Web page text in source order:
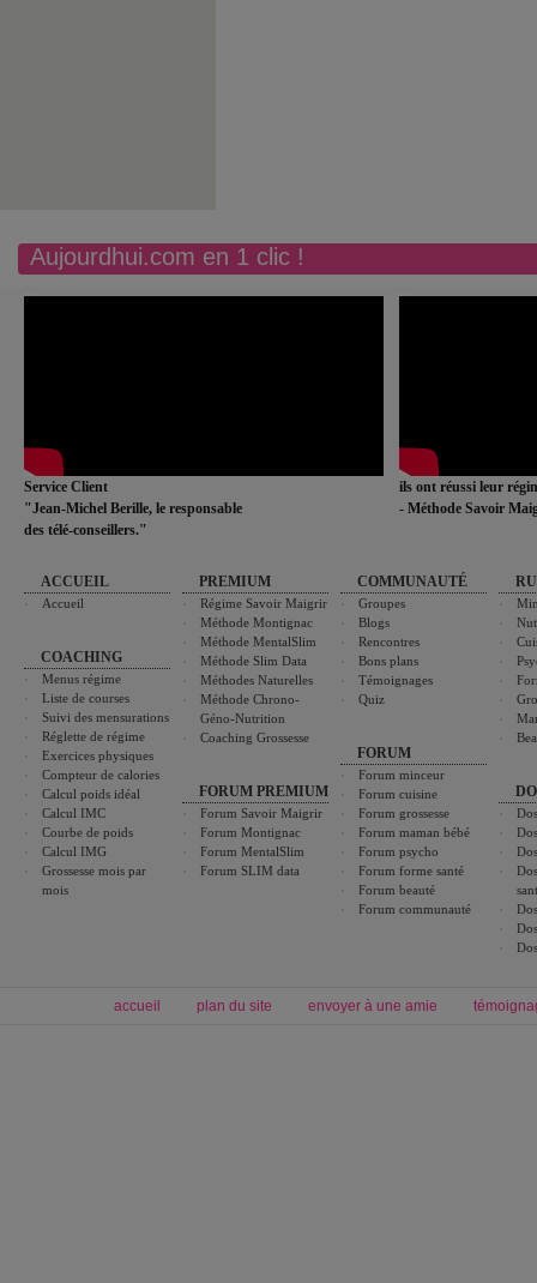
Aujourdhui.com en 1 clic !
Service Client
"Jean-Michel Berille, le responsable
des télé-conseillers."
ils ont réussi leur
- Méthode Savoir
ACCUEIL
Accueil
COACHING
Menus régime
Liste de courses
Suivi des mensurations
Réglette de régime
Exercices physiques
Compteur de calories
Calcul poids idéal
Calcul IMC
Courbe de poids
Calcul IMG
Grossesse mois par
mois
PREMIUM
Régime Savoir Maigrir
Méthode Montignac
Méthode MentalSlim
Méthode Slim Data
Méthodes Naturelles
Méthode Chrono-
Géno-Nutrition
Coaching Grossesse
FORUM PREMIUM
Forum Savoir Maigrir
Forum Montignac
Forum MentalSlim
Forum SLIM data
COMMUNAUTÉ
Groupes
Blogs
Rencontres
Bons plans
Témoignages
Quiz
FORUM
Forum minceur
Forum cuisine
Forum grossesse
Forum maman bébé
Forum psycho
Forum forme santé
Forum beauté
Forum communauté
accueil plan du site envoyer à une amie